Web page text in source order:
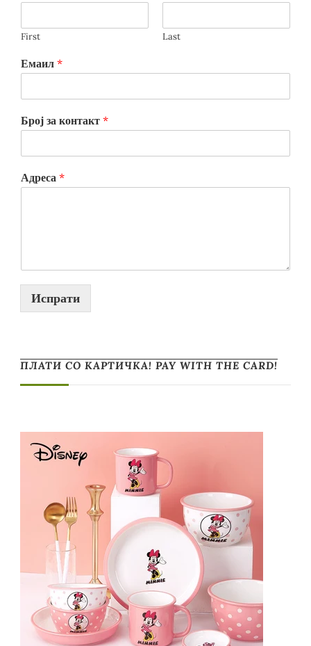
First Last
Емаил *
Број за контакт *
Адреса *
Испрати
ПЛАТИ СО КАРТИЧКА! PAY WITH THE CARD!